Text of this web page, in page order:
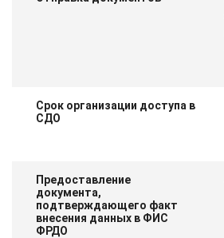
Срок организации доступа в
СДО
Предоставление
документа,
подтверждающего факт
внесения данных в ФИС
ФРДО